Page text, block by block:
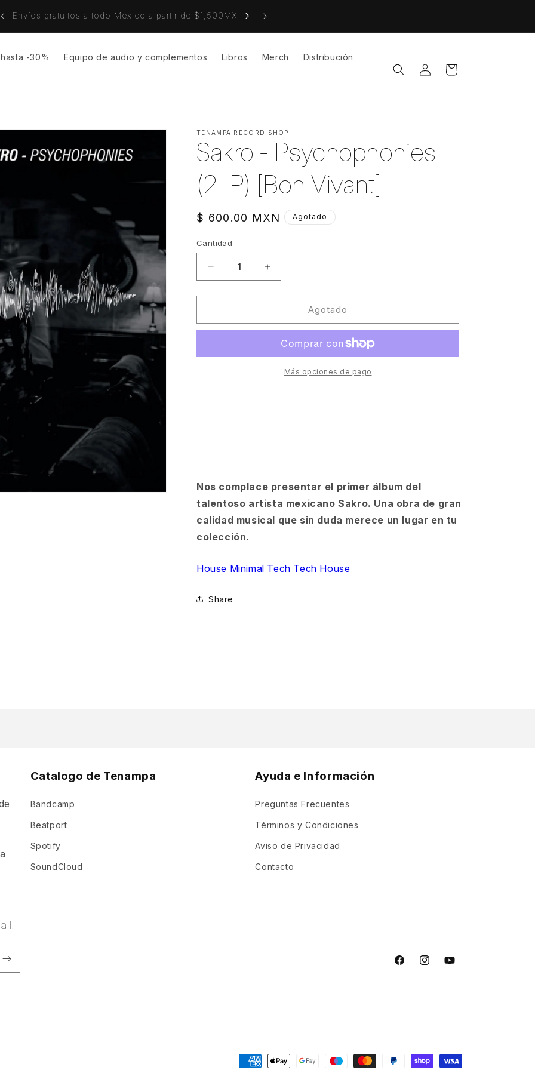
Envíos gratuitos a todo México a partir de $1,500MX
-30% Equipo de audio y complementos Libros Merch Distribución
Iniciar
sesión
Carrito
TENAMPA RECORD SHOP
Sakro - Psychophonies
(2LP) [Bon Vivant]
Precio
$ 600.00 MXN Agotado
Cantidad
Cantidad
Reducir
cantidad
para
-
[Bon
Aumentar
cantidad
para
-
(2LP)
[Bon
Vivant]
Agotado
Más opciones de pago
Nos complace presentar el primer álbum del
talentoso artista mexicano Sakro. Una obra de gran
calidad musical que sin duda merece un lugar en tu
colección.
House Minimal Tech Tech House
Share
Catalogo de Tenampa
Bandcamp
Beatport
Spotify
SoundCloud
Ayuda e Información
Preguntas Frecuentes
Términos y Condiciones
Aviso de Privacidad
Contacto
FacebookInstagramYouTube
Formas